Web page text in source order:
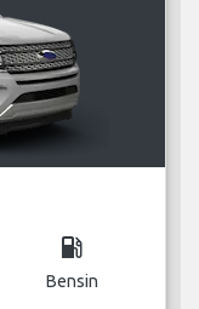
local_gas_station
Bensin